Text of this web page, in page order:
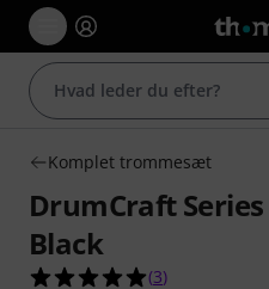
Komplet trommesæt
DrumCraft
Black
5.0 ud af 5
(3)